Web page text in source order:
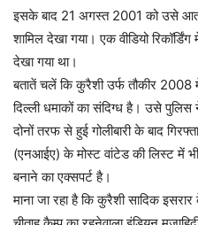
इसके बाद 21 अगस्त 2001 को उसे
शामिल देखा गया। एक वीडियो
देखा गया था।
बतातें चलें कि कुरैशी उर्फ तौकीर 2008
दिल्ली धमाकों का संदिग्ध है। उसे
दोनों तरफ से हुई गोलीबारी के बाद
(एनआईए) के मोस्ट वांटेड की लिस्ट में भी
बनाने का एक्सपर्ट है।
माना जा रहा है कि कुरैशी सादिक